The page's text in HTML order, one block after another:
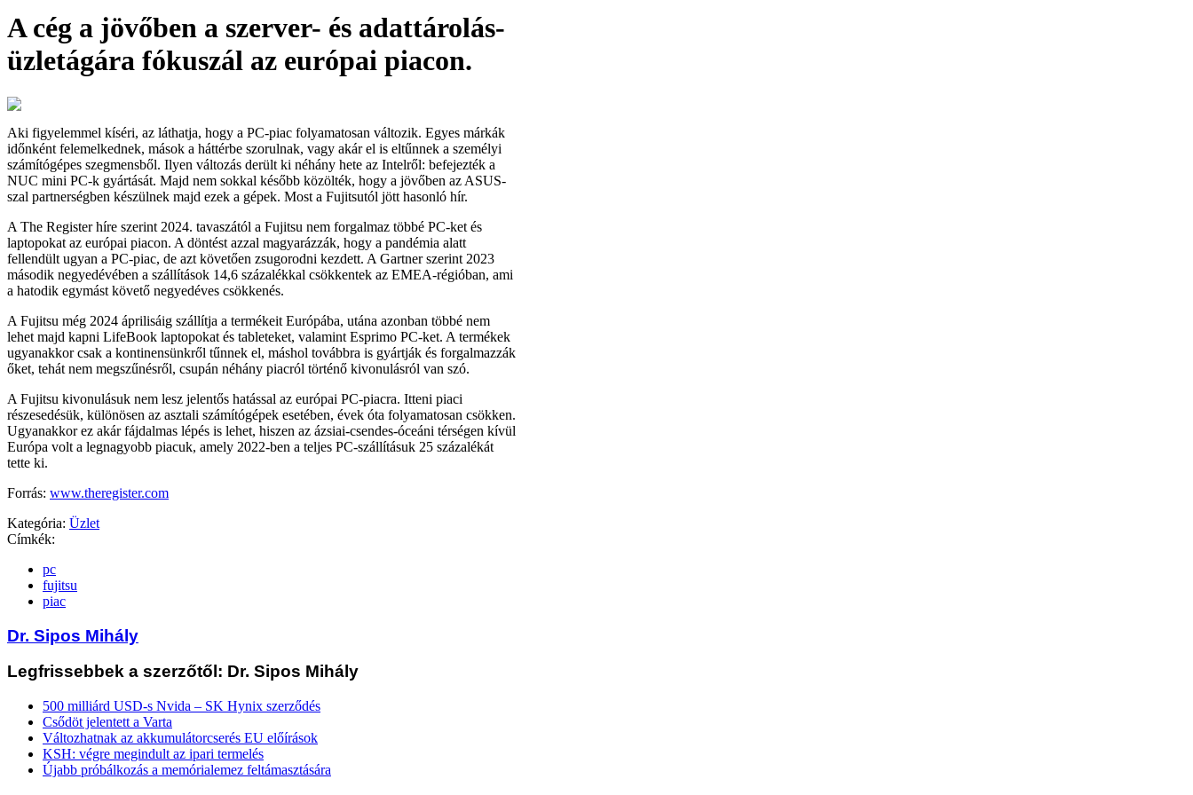
A cég a jövőben a szerver- és adattárolás-
üzletágára fókuszál az európai piacon.
Aki figyelemmel kíséri, az láthatja, hogy a PC-piac folyamatosan változik. Egyes márkák
időnként felemelkednek, mások a háttérbe szorulnak, vagy akár el is eltűnnek a személyi
számítógépes szegmensből. Ilyen változás derült ki néhány hete az Intelről: befejezték a
NUC mini PC-k gyártását. Majd nem sokkal később közölték, hogy a jövőben az ASUS-
szal partnerségben készülnek majd ezek a gépek. Most a Fujitsutól jött hasonló hír.
A The Register híre szerint 2024. tavaszától a Fujitsu nem forgalmaz többé PC-ket és
laptopokat az európai piacon. A döntést azzal magyarázzák, hogy a pandémia alatt
fellendült ugyan a PC-piac, de azt követően zsugorodni kezdett. A Gartner szerint 2023
második negyedévében a szállítások 14,6 százalékkal csökkentek az EMEA-régióban, ami
a hatodik egymást követő negyedéves csökkenés.
A Fujitsu még 2024 áprilisáig szállítja a termékeit Európába, utána azonban többé nem
lehet majd kapni LifeBook laptopokat és tableteket, valamint Esprimo PC-ket. A termékek
ugyanakkor csak a kontinensünkről tűnnek el, máshol továbbra is gyártják és forgalmazzák
őket, tehát nem megszűnésről, csupán néhány piacról történő kivonulásról van szó.
A Fujitsu kivonulásuk nem lesz jelentős hatással az európai PC-piacra. Itteni piaci
részesedésük, különösen az asztali számítógépek esetében, évek óta folyamatosan csökken.
Ugyanakkor ez akár fájdalmas lépés is lehet, hiszen az ázsiai-csendes-óceáni térségen kívül
Európa volt a legnagyobb piacuk, amely 2022-ben a teljes PC-szállításuk 25 százalékát
tette ki.
Forrás: www.theregister.com
Kategória: Üzlet
Címkék:
pc
fujitsu
piac
Dr. Sipos Mihály
Legfrissebbek a szerzőtől: Dr. Sipos Mihály
500 milliárd USD-s Nvida – SK Hynix szerződés
Csődöt jelentett a Varta
Változhatnak az akkumulátorcserés EU előírások
KSH: végre megindult az ipari termelés
Újabb próbálkozás a memórialemez feltámasztására